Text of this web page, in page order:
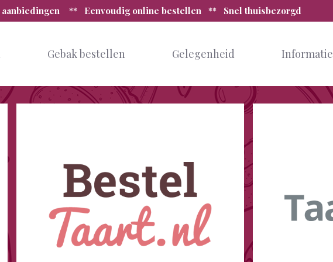
aanbiedingen ** Eenvoudig online bestellen ** Snel thuisbezorgd
Gebak bestellen Gelegenheid Informatie